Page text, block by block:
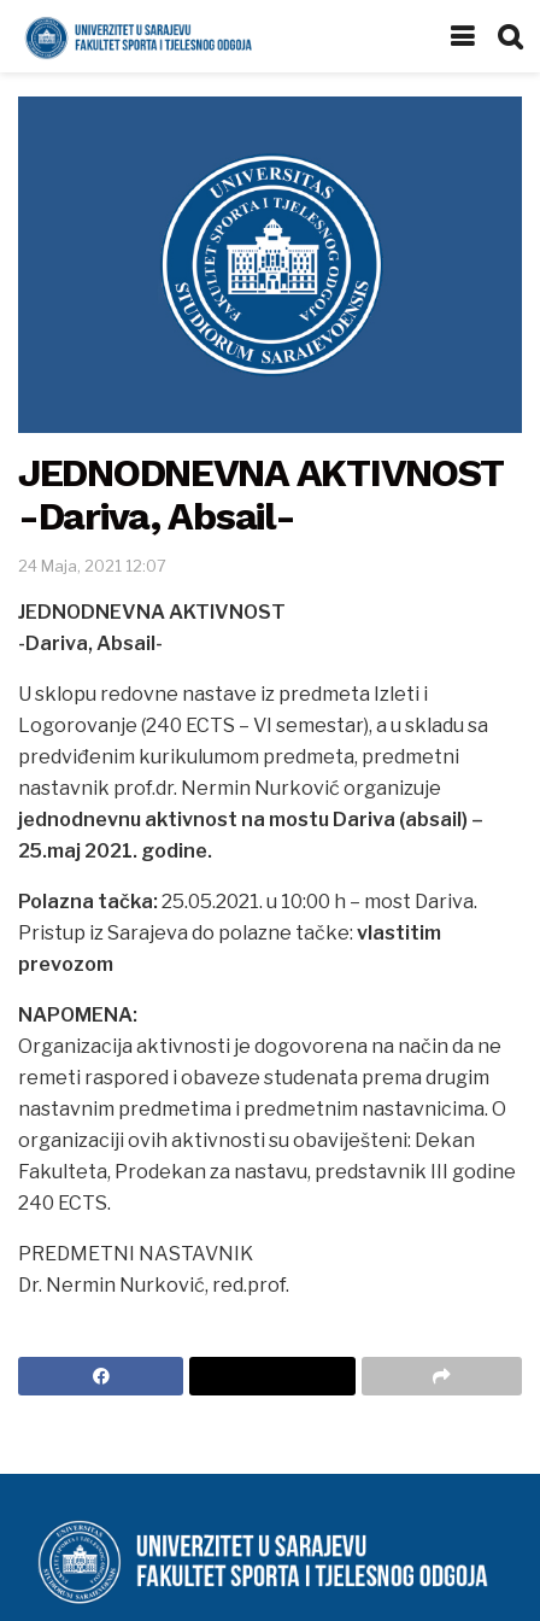
JEDNODNEVNA AKTIVNOST
-Dariva, Absail-
24 Maja, 2021 12:07
JEDNODNEVNA AKTIVNOST
-Dariva, Absail-
U sklopu redovne nastave iz predmeta Izleti i
Logorovanje (240 ECTS – VI semestar), a u skladu sa
predviđenim kurikulumom predmeta, predmetni
nastavnik prof.dr. Nermin Nurković organizuje
jednodnevnu aktivnost na mostu Dariva (absail) –
25.maj 2021. godine.
Polazna tačka: 25.05.2021. u 10:00 h – most Dariva.
Pristup iz Sarajeva do polazne tačke: vlastitim
prevozom
NAPOMENA:
Organizacija aktivnosti je dogovorena na način da ne
remeti raspored i obaveze studenata prema drugim
nastavnim predmetima i predmetnim nastavnicima. O
organizaciji ovih aktivnosti su obaviješteni: Dekan
Fakulteta, Prodekan za nastavu, predstavnik III godine
240 ECTS.
PREDMETNI NASTAVNIK
Dr. Nermin Nurković, red.prof.